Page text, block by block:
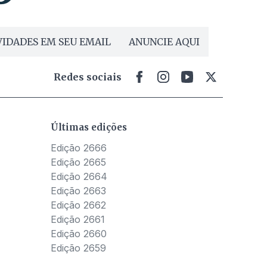
EM SEU EMAIL ANUNCIE AQUI
Redes sociais
Últimas edições
Edição 2666
Edição 2665
Edição 2664
Edição 2663
Edição 2662
Edição 2661
Edição 2660
Edição 2659